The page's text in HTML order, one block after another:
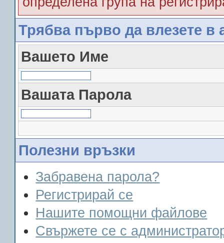
Трябва първо да влезете в
Вашето Име
Вашата Парола
Полезни връзки
Забравена парола?
Регистрирай се
Нашите помощни файлове
Свържете се с